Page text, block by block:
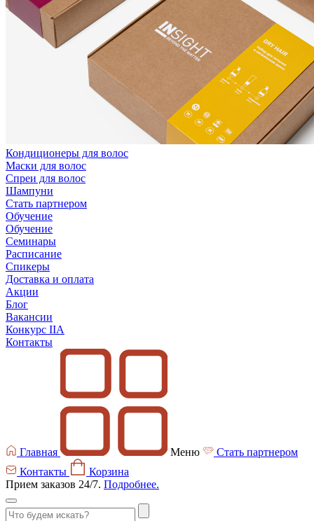
Кондиционеры для волос
Маски для волос
Спреи для волос
Шампуни
Стать партнером
Обучение
Обучение
Семинары
Расписание
Спикеры
Доставка и оплата
Акции
Блог
Вакансии
Конкурс IIA
Контакты
Главная Меню
Стать партнером
Контакты
Корзина
Прием заказов 24/7. Подробнее.